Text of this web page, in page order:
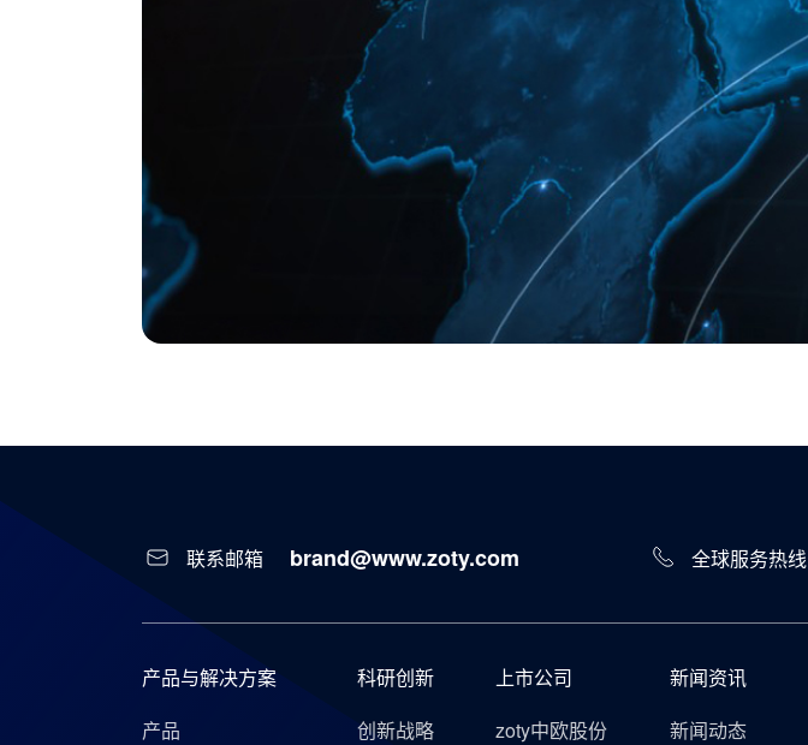
联系邮箱 brand@www.zoty.com 全球服务热线
产品与解决方案
产品
科研创新
创新战略
上市公司
zoty中欧股份
新闻资讯
新闻动态